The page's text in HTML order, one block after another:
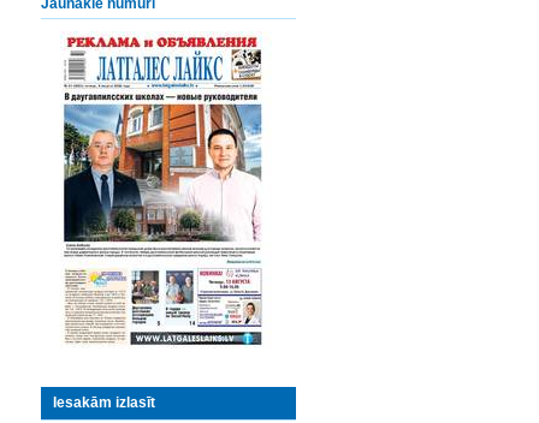
Jaunākie numuri
Iesakām izlasīt